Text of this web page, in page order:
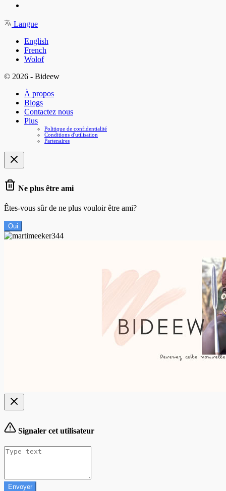
Langue
English
French
Wolof
© 2026 - Bideew
À propos
Blogs
Contactez nous
Plus
Politique de confidentialité
Conditions d'utilisation
Partenaires
Ne plus être ami
Êtes-vous sûr de ne plus vouloir être ami?
Oui
Signaler cet utilisateur
Envoyer